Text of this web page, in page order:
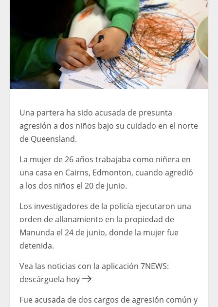
Una partera ha sido acusada de presunta
agresión a dos niños bajo su cuidado en el norte
de Queensland.
La mujer de 26 años trabajaba como niñera en
una casa en Cairns, Edmonton, cuando agredió
a los dos niños el 20 de junio.
Los investigadores de la policía ejecutaron una
orden de allanamiento en la propiedad de
Manunda el 24 de junio, donde la mujer fue
detenida.
Vea las noticias con la aplicación 7NEWS:
descárguela hoy
Fue acusada de dos cargos de agresión común y